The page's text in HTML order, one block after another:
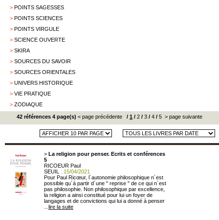
> POINTS SAGESSES
> POINTS SCIENCES
> POINTS VIRGULE
> SCIENCE OUVERTE
> SKIRA
> SOURCES DU SAVOIR
> SOURCES ORIENTALES
> UNIVERS HISTORIQUE
> VIE PRATIQUE
> ZODIAQUE
42 références 4 page(s) < page précédente / 1 / 2 / 3 / 4 / 5 > page suivante
> La religion pour penser. Ecrits et conférences
5
RICOEUR Paul
SEUIL
: 15/04/2021
Pour Paul Ricœur, l´autonomie philosophique n´est
possible qu´à partir d´une " reprise " de ce qui n´est
pas philosophie. Non philosophique par excellence,
la religion a ainsi constitué pour lui un foyer de
langages et de convictions qui lui a donné à penser
lire la suite